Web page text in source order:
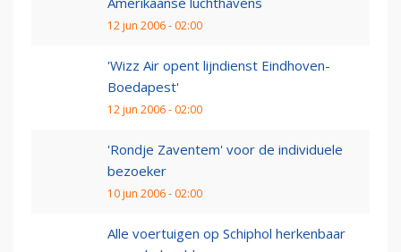
12 jun 2006 - 02:00
'Wizz Air opent lijndienst Eindhoven-
Boedapest'
12 jun 2006 - 02:00
'Rondje Zaventem' voor de individuele
bezoeker
10 jun 2006 - 02:00
Alle voertuigen op Schiphol herkenbaar